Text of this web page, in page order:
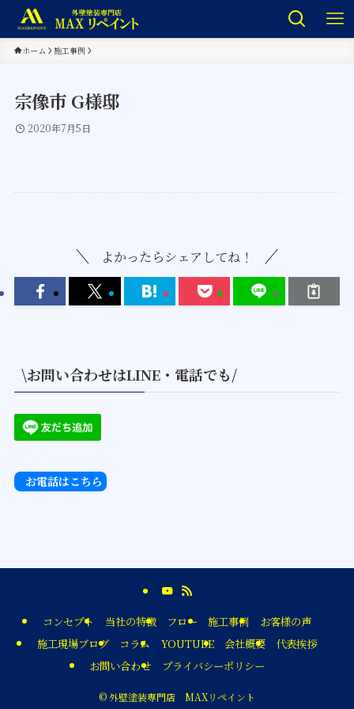
ホーム 施工事例
宗像市 G様邸
2020年7月5日
よかったらシェアしてね！
\お問い合わせはLINE・電話でも/
お電話はこちら
コンセプト 当社の特徴 フロー 施工事例
お客様の声
施工現場ブログ
コラム YOUTUBE 会社概要
代表挨拶
お問い合わせ
プライバシーポリシー
©外壁塗装専門店 MAXリペイント